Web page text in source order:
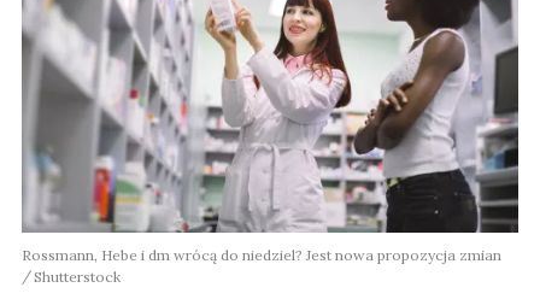
Rossmann, Hebe i dm wrócą do niedziel? Jest nowa propozycja zmian
Shutterstock